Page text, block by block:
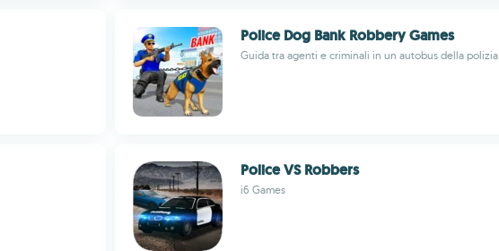
Police Dog Bank Robbery Games
Guida tra agenti e criminali in un autobus della polizia
Police VS Robbers
i6 Games